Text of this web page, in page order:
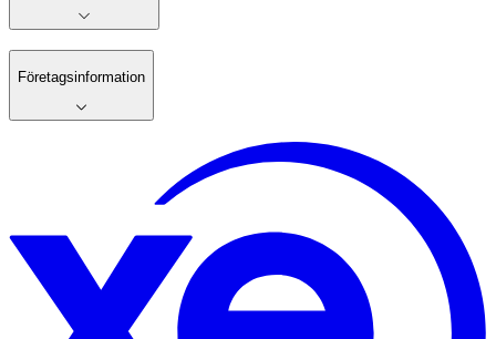
Företagsinformation